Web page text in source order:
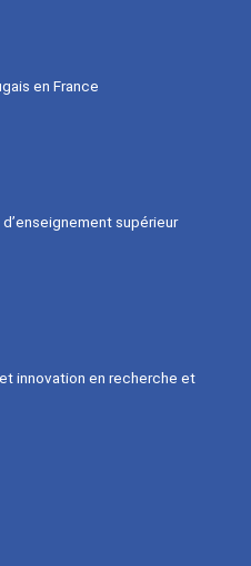
en France
supérieur
innovation en recherche et